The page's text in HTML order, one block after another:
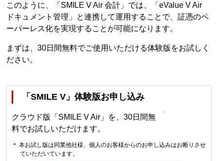
このように、「SMILE V Air 会計」では、「eValue V Air
ドキュメント管理」と連携して運用することで、証憑のペ
ーパーレス化を実現することが可能になります。
まずは、30日間無料でご使用いただける体験版をお試しく
ださい。
「SMILE V」体験版お申し込み
クラウド版「SMILE V Air」を、30日間無
料でお試しいただけます。
＊ 本お試し版は同業他社様、個人のお客様からのお申し込みはお断りさせ
ていただいています。